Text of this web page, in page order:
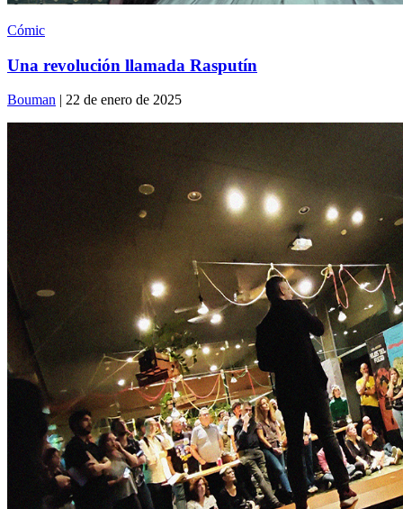
Cómic
Una revolución llamada Rasputín
Bouman | 22 de enero de 2025